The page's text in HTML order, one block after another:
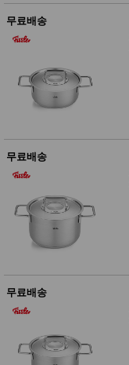
품
전
자
주방가
전
활가전
건강가
명품식
보관용
기
조리용
주방소
품
즉석가
공식품
면류
양념/소
스/가루
건조식
농산품
놀이방
무료배송
무료배송
무료배송